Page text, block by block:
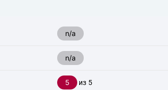
n/a
n/a
5 из 5